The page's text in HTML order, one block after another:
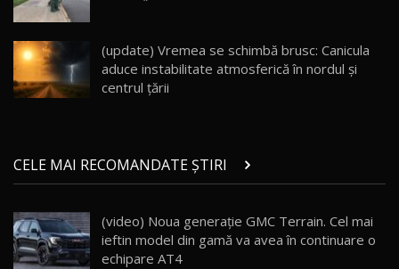
AutoBlog.MD
23:36
20
Noul ZEEKR 7X / Test Drive AutoBlog.MD
29:08
21
AutoBlog.MD
16:59
22
Noua Mazda 6e / Test Drive AutoBlog.MD
26:59
(update) Vremea se schimbă brusc: Canicula
aduce instabilitate atmosferică în nordul și
centrul țării
CELE MAI RECOMANDATE ȘTIRI
(video) Noua generație GMC Terrain. Cel mai
ieftin model din gamă va avea în continuare o
echipare AT4